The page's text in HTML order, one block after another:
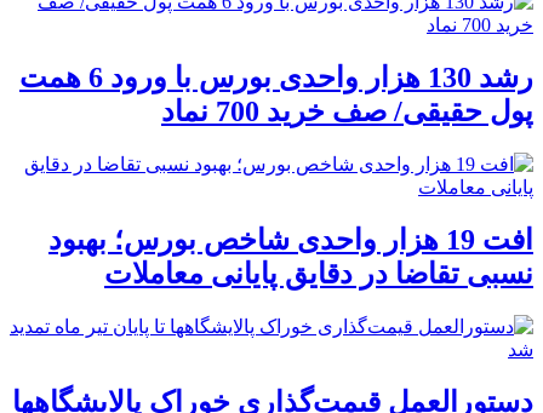
رشد 130 هزار واحدی بورس با ورود 6 همت
پول حقیقی/ صف خرید 700 نماد
افت 19 هزار واحدی شاخص بورس؛ بهبود
نسبی تقاضا در دقایق پایانی معاملات
دستورالعمل قیمت‌گذاری خوراک پالایشگاهها